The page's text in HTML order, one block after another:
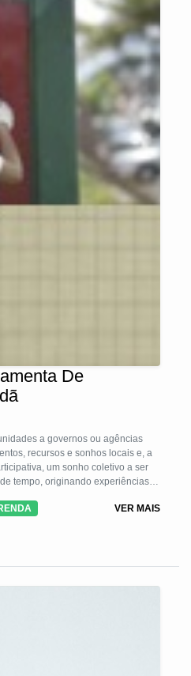
De
a governos ou agências
recursos e sonhos locais e, a
um sonho coletivo a ser
tempo, originando experiências
VER MAIS